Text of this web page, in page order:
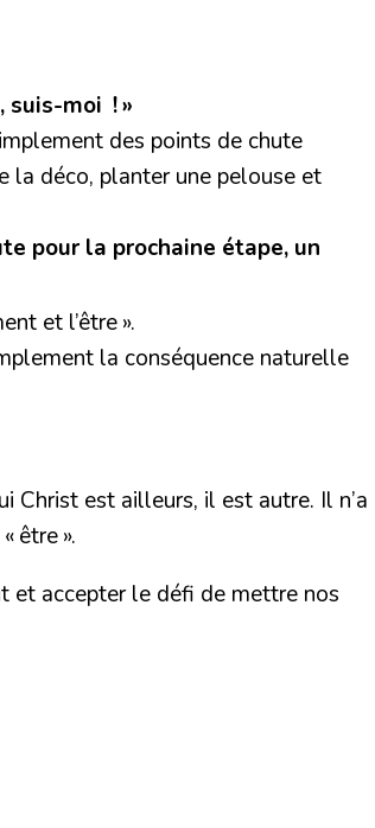
suis-moi ! »
des points de chute
la déco, planter une pelouse et
pour la prochaine étape, un
et l’être ».
la conséquence naturelle
Christ est ailleurs, il est autre. Il n’a
être ».
et accepter le défi de mettre nos